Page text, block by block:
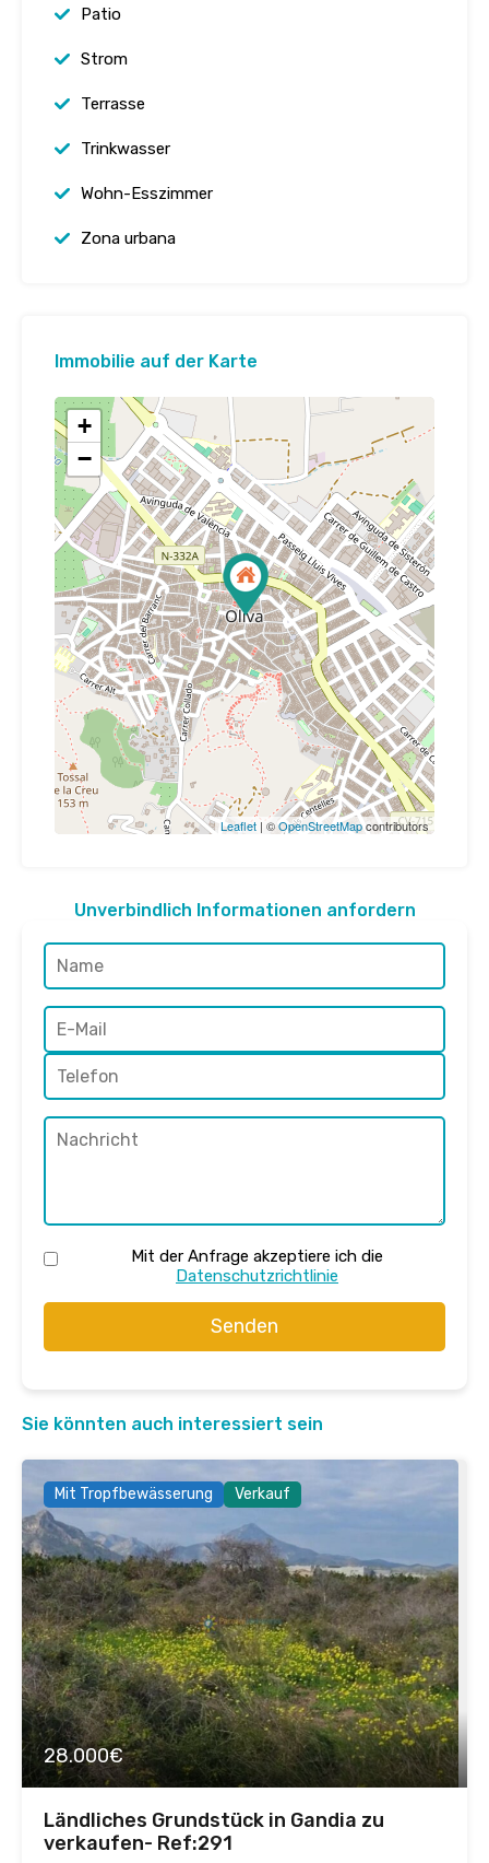
Patio
Strom
Terrasse
Trinkwasser
Wohn-Esszimmer
Zona urbana
Immobilie auf der Karte
+
−
Leaflet | ©OpenStreetMapcontributors
Unverbindlich Informationen anfordern
Mit der Anfrage akzeptiere ich die
Datenschutzrichtlinie
Senden
Sie könnten auch interessiert sein
Mit Tropfbewässerung Verkauf
28.000€
Ländliches Grundstück in Gandia zu
verkaufen- Ref:291